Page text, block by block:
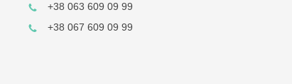
+38 063 609 09 99
+38 067 609 09 99